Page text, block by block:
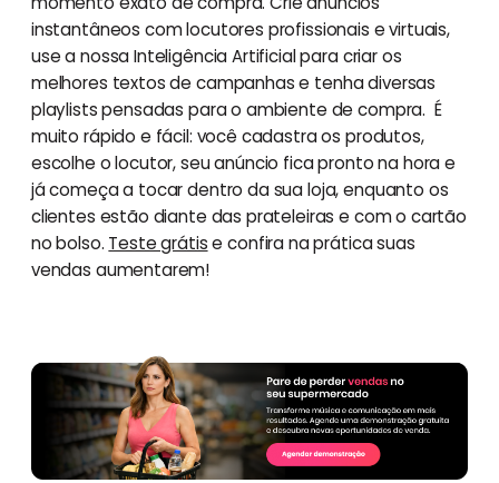
instantâneos com locutores profissionais e virtuais,
use a nossa Inteligência Artificial para criar os
melhores textos de campanhas e tenha diversas
playlists pensadas para o ambiente de compra. É
muito rápido e fácil: você cadastra os produtos,
escolhe o locutor, seu anúncio fica pronto na hora e
já começa a tocar dentro da sua loja, enquanto os
clientes estão diante das prateleiras e com o cartão
no bolso. Teste grátise confira na prática suas
vendas aumentarem!